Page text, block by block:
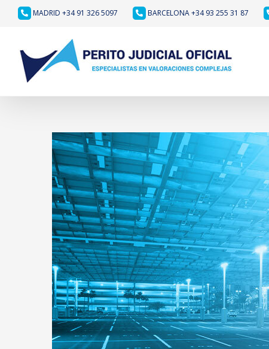
Saltar
MADRID +34 91 326 5097 BARCELONA +34 93 255 31 87
Ver
imagen
más
grande